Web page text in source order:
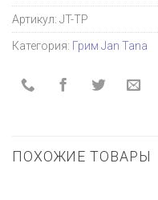
Артикул: JT-TP
Категория: Грим Jan Tana
ПОХОЖИЕ ТОВАРЫ